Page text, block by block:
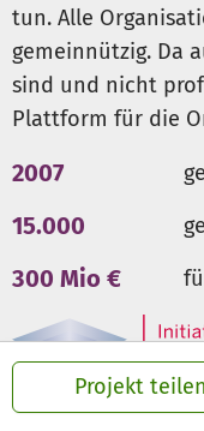
Projekt teilen
tun. Alle
gemeinnützig. Da
sind und nicht
Plattform für die
2007
15.000
300 Mio €